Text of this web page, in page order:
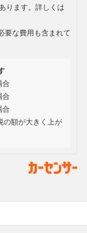
ります。詳しくは
要な費用も含まれて
合
合
合
の額が大きく上が